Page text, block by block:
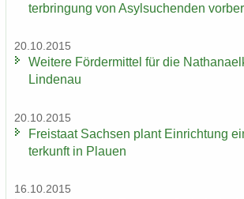
ter­brin­gung von Asyl­su­chen­den
20.10.2015
Wei­te­re För­der­mit­tel für die
Lindenau
20.10.2015
Frei­staat Sach­sen plant Ein­rich­tung
ter­kunft in Plau­en
16.10.2015